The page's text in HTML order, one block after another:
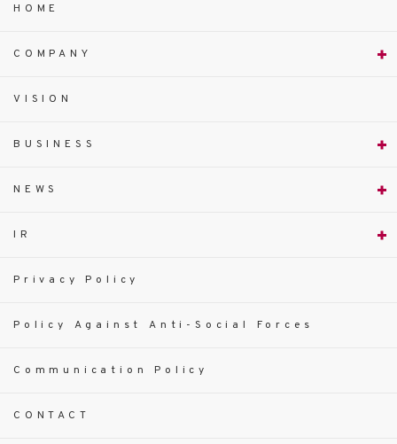
HOME
COMPANY
VISION
BUSINESS
NEWS
IR
Privacy Policy
Policy Against Anti-Social Forces
Communication Policy
CONTACT